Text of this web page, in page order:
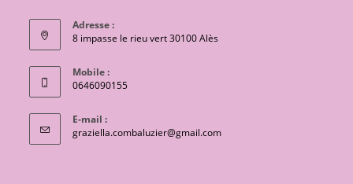
Adresse :
8 impasse le rieu vert 30100 Alès
Mobile :
0646090155
E-mail :
graziella.combaluzier@gmail.comS’ouvre